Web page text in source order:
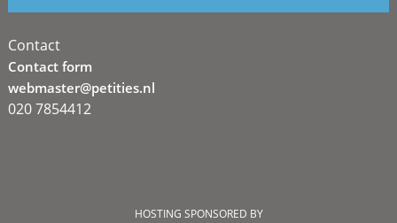
Contact
Contact form
webmaster@petities.nl
020 7854412
HOSTING SPONSORED BY